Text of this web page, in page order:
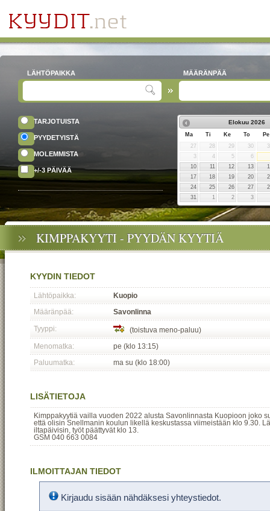
LÄHTÖPAIKKA MÄÄRÄNPÄÄ
TARJOTUISTA
PYYDETYISTÄ
MOLEMMISTA
+/-3 PÄIVÄÄ
Elokuu 2026
Ma Ti Ke To
Pe
27
28 29 30
3
4 5
6
10
11 12 13
17
18 19 20
24
25 26 27
31
1 2 3
KIMPPAKYYTI - PYYDÄN KYYTIÄ
KYYDIN TIEDOT
Lähtöpaikka:
Kuopio
Määränpää:
Savonlinna
Tyyppi:
(toistuva meno-paluu)
Menomatka:
pe (klo 13:15)
Paluumatka:
ma su (klo 18:00)
LISÄTIETOJA
Kimppakyytiä vailla vuoden 2022 alusta Savonlinnasta Kuopioon joko
että olisin Snellmanin koulun likellä keskustassa viimeistään klo 9.30.
iltapäivisin, työt päättyvät klo 13.
GSM 040 663 0084
ILMOITTAJAN TIEDOT
Kirjaudu sisään nähdäksesi yhteystiedot.